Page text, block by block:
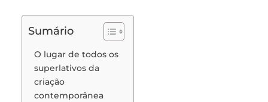
Sumário
O lugar de todos os
superlativos da
criação
contemporânea